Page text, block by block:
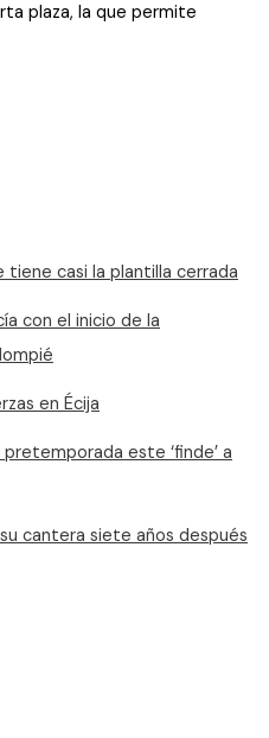
plaza, la que permite
tiene casi la plantilla cerrada
con el inicio de la
en Écija
este ‘finde’ a
cantera siete años después